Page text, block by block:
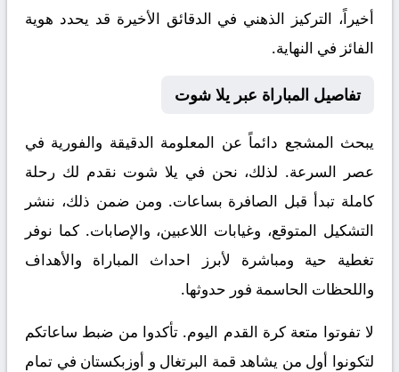
أخيراً، التركيز الذهني في الدقائق الأخيرة قد يحدد هوية
الفائز في النهاية.
تفاصيل المباراة عبر يلا شوت
يبحث المشجع دائماً عن المعلومة الدقيقة والفورية في
عصر السرعة. لذلك، نحن في يلا شوت نقدم لك رحلة
كاملة تبدأ قبل الصافرة بساعات. ومن ضمن ذلك، ننشر
التشكيل المتوقع، وغيابات اللاعبين، والإصابات. كما نوفر
تغطية حية ومباشرة لأبرز احداث المباراة والأهداف
واللحظات الحاسمة فور حدوثها.
لا تفوتوا متعة كرة القدم اليوم. تأكدوا من ضبط ساعاتكم
لتكونوا أول من يشاهد قمة البرتغال و أوزبكستان في تمام